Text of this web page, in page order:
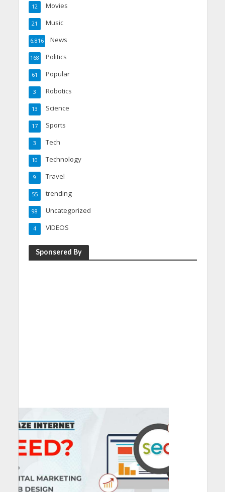
Movies
12
Music
21
News
6,816
Politics
168
Popular
61
Robotics
3
Science
13
Sports
17
Tech
3
Technology
10
Travel
9
trending
55
Uncategorized
98
VIDEOS
4
Sponsered By